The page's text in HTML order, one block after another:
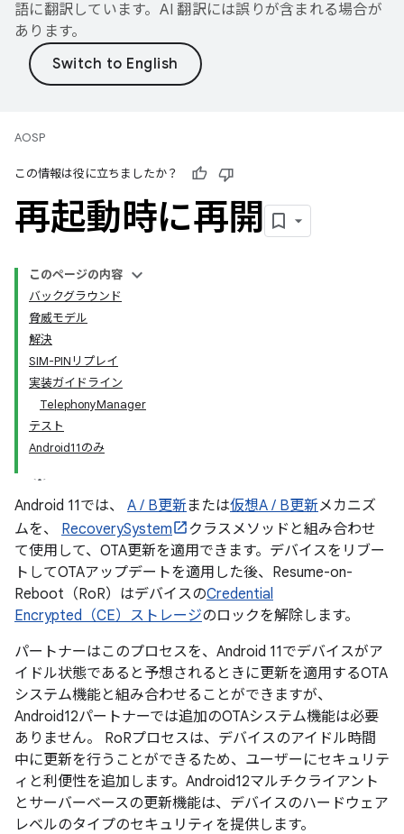
語に翻訳しています。AI 翻訳には誤りが含まれる場合が
あります。
AOSP
この情報は役に立ちましたか？
再起動時に再開
このページの内容
バックグラウンド
脅威モデル
解決
SIM-PINリプレイ
実装ガイドライン
TelephonyManager
テスト
Android11のみ
Android 11では、 A / B更新 または仮想A / B更新メカニズ
ムを、 RecoverySystem
クラスメソッドと組み合わせ
て使用​​して、OTA更新を適用できます。デバイスをリブー
トしてOTAアップデートを適用した後、Resume-on-
Reboot（RoR）はデバイスのCredential
Encrypted（CE）ストレージのロックを解除します。
パートナーはこのプロセスを、Android 11でデバイスがア
イドル状態であると予想されるときに更新を適用するOTA
システム機能と組み合わせることができますが、
Android12パートナーでは追加のOTAシステム機能は必要
ありません。 RoRプロセスは、デバイスのアイドル時間
中に更新を行うことができるため、ユーザーにセキュリテ
ィと利便性を追加します。Android12マルチクライアント
とサーバーベースの更新機能は、デバイスのハードウェア
レベルのタイプのセキュリティを提供します。